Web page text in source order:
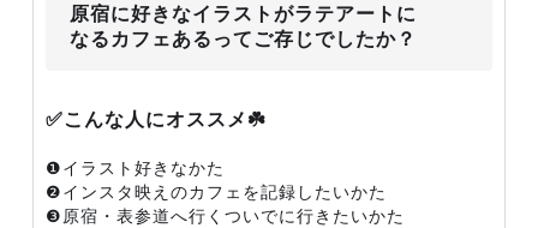
原宿に好きなイラストがラテアートに
なるカフェあるってご存じでしたか？
✅こんな人にオススメ☘️
❶イラスト好きなかた
❷インスタ映えのカフェを記録したいかた
❸原宿・表参道へ行くついでに行きたいかた